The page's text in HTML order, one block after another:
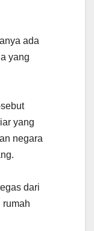
ada
yang
yang
negara
dari
rumah